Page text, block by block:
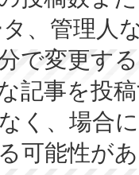
、管理人
で変更す
記事を投
く、場合
可能性が